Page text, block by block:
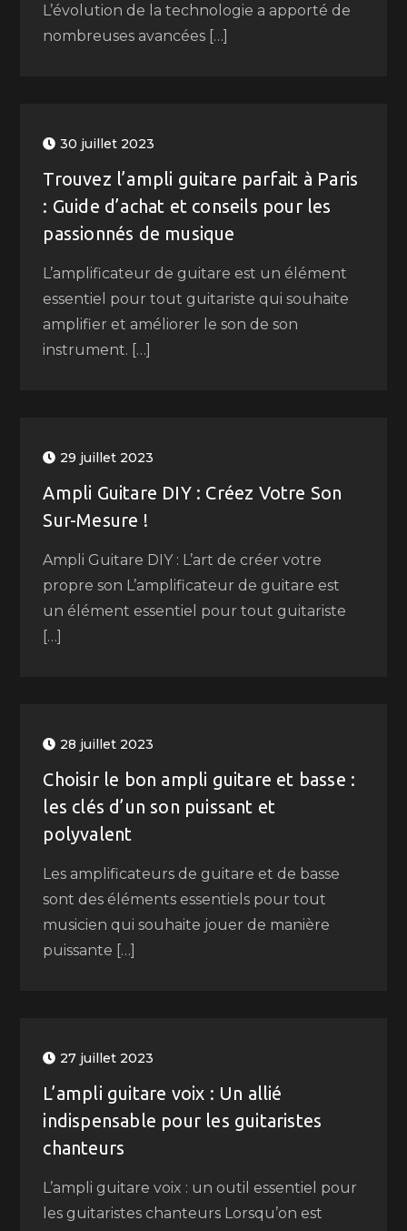
L’évolution de la technologie a apporté de
nombreuses avancées […]
30 juillet 2023
Trouvez l’ampli guitare parfait à Paris
: Guide d’achat et conseils pour les
passionnés de musique
L’amplificateur de guitare est un élément
essentiel pour tout guitariste qui souhaite
amplifier et améliorer le son de son
instrument. […]
29 juillet 2023
Ampli Guitare DIY : Créez Votre Son
Sur-Mesure !
Ampli Guitare DIY : L’art de créer votre
propre son L’amplificateur de guitare est
un élément essentiel pour tout guitariste
[…]
28 juillet 2023
Choisir le bon ampli guitare et basse :
les clés d’un son puissant et
polyvalent
Les amplificateurs de guitare et de basse
sont des éléments essentiels pour tout
musicien qui souhaite jouer de manière
puissante […]
27 juillet 2023
L’ampli guitare voix : Un allié
indispensable pour les guitaristes
chanteurs
L’ampli guitare voix : un outil essentiel pour
les guitaristes chanteurs Lorsqu’on est